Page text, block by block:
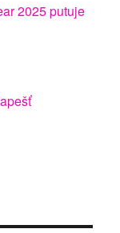
2025 putuje